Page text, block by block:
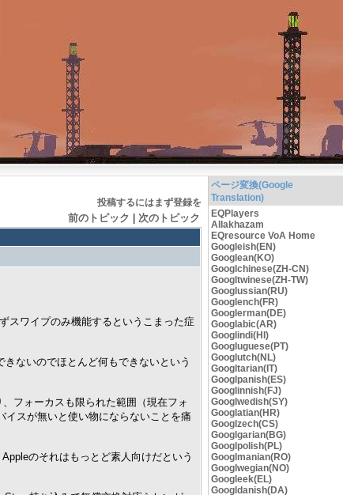
投稿するにはまず登録を
前のトピック
次のトピック
スワイプのみ機能するというこまった症
ないのでほとんど何もできないという
フォーカスも限られた範囲（現在フォ
スが無いと使い物にならないことを痛
のそれはもっとど素人向けだという
ページ変換(Google
Translation)
EQPlayers
Allakhazam
EQresource VoA Home
Googleish(EN)
Googlean(KO)
Googlchinese(ZH-CN)
Googltwinese(ZH-TW)
Googlussian(RU)
Googlench(FR)
Googlerman(DE)
Googlabic(AR)
Googlindi(HI)
Googluguese(PT)
Googlutch(NL)
Googltarian(IT)
Googlpanish(ES)
Googlinnish(FJ)
Googlwedish(SY)
Googlatian(HR)
Googlzech(CS)
Googlgarian(BG)
Googlpolish(PL)
Googlmanian(RO)
Googlwegian(NO)
Googleek(EL)
Googldanish(DA)